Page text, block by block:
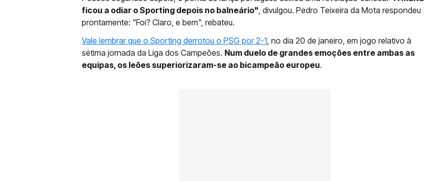
ficou a odiar o Sporting depois no balneário" , divulgou. Pedro Teixeira da Mota respondeu
prontamente: "Foi? Claro, e bem", rebateu.
Vale lembrar que o Sporting derrotou o PSG por 2-1 , no dia 20 de janeiro, em jogo relativo à
sétima jornada da Liga dos Campeões. Num duelo de grandes emoções entre ambas as
equipas, os leões superiorizaram-se ao bicampeão europeu.